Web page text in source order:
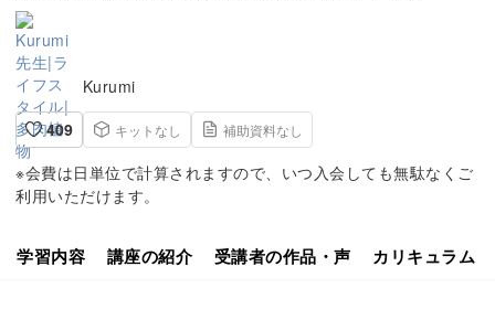
Kurumi
409
キットなし 補助資料なし
※会費は日単位で計算されますので、いつ入会しても無駄なくご
利用いただけます。
学習内容 講座の紹介 受講者の作品・声 カリキュラム